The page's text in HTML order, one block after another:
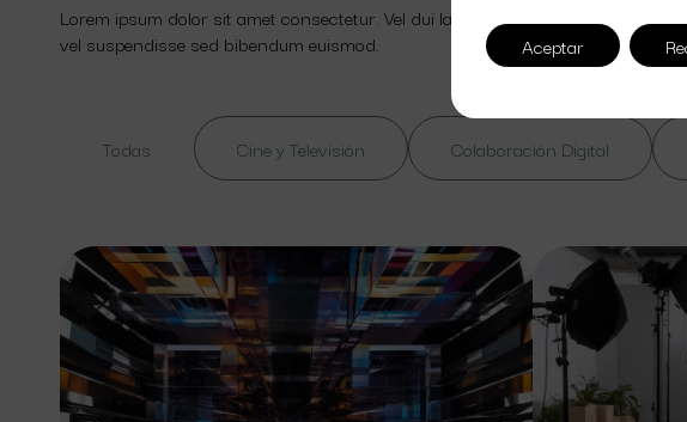
Lorem ipsum dolor sit amet consectetur. Vel dui lacinia id ut at nibh. Nulla
vel suspendisse sed bibendum euismod.
Todas Cine y Televisión Colaboración Digital
Aceptar